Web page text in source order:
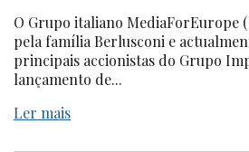
O Grupo italiano MediaForEurope
pela família Berlusconi e
principais accionistas do Grupo
lançamento de...
Ler mais